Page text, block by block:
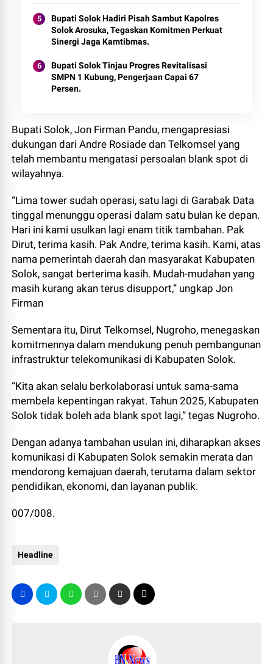
Bupati Solok Hadiri Pisah Sambut Kapolres
Solok Arosuka, Tegaskan Komitmen Perkuat
Sinergi Jaga Kamtibmas.
Bupati Solok Tinjau Progres Revitalisasi
SMPN 1 Kubung, Pengerjaan Capai 67
Bupati Solok, Jon Firman Pandu, mengapresiasi
dukungan dari Andre Rosiade dan Telkomsel yang
telah membantu mengatasi persoalan blank spot di
wilayahnya.
“Lima tower sudah operasi, satu lagi di Garabak Data
tinggal menunggu operasi dalam satu bulan ke depan.
Hari ini kami usulkan lagi enam titik tambahan. Pak
Dirut, terima kasih. Pak Andre, terima kasih. Kami, atas
nama pemerintah daerah dan masyarakat Kabupaten
Solok, sangat berterima kasih. Mudah-mudahan yang
masih kurang akan terus disupport,” ungkap Jon
Firman
Sementara itu, Dirut Telkomsel, Nugroho, menegaskan
komitmennya dalam mendukung penuh pembangunan
infrastruktur telekomunikasi di Kabupaten Solok.
“Kita akan selalu berkolaborasi untuk sama-sama
membela kepentingan rakyat. Tahun 2025, Kabupaten
Solok tidak boleh ada blank spot lagi,” tegas Nugroho.
Dengan adanya tambahan usulan ini, diharapkan akses
komunikasi di Kabupaten Solok semakin merata dan
mendorong kemajuan daerah, terutama dalam sektor
pendidikan, ekonomi, dan layanan publik.
007/008.
Headline